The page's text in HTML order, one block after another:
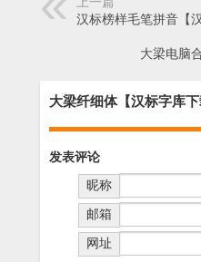
汉标榜样毛笔拼音【
大梁电脑
大梁纤细体【汉标字库
发表评论
昵称
邮箱
网址